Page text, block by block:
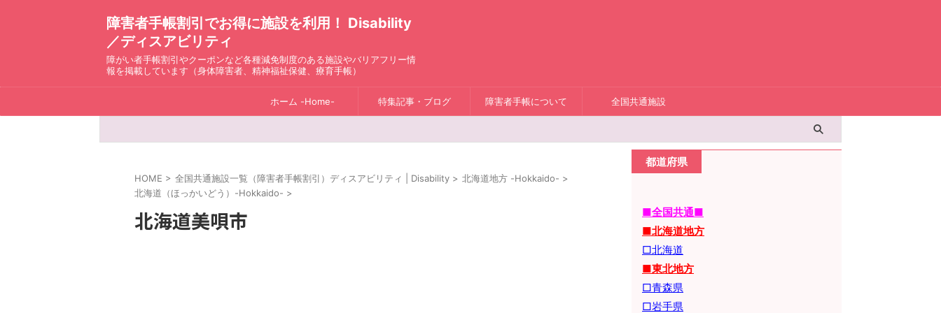
障害者手帳割引でお得に施設を利用！ Disability
／ディスアビリティ
障がい者手帳割引やクーポンなど各種減免制度のある施設やバリアフリー情
報を掲載しています（身体障害者、精神福祉保健、療育手帳）
ホーム -Home- 特集記事・ブログ 障害者手帳について 全国共通施設
HOME > 全国共通施設一覧（障害者手帳割引）ディスアビリティ | Disability > 北海道地方 -Hokkaido- >
北海道（ほっかいどう）-Hokkaido- >
北海道美唄市
都道府県
■全国共通■
■北海道地方
□北海道
■東北地方
□青森県
□岩手県